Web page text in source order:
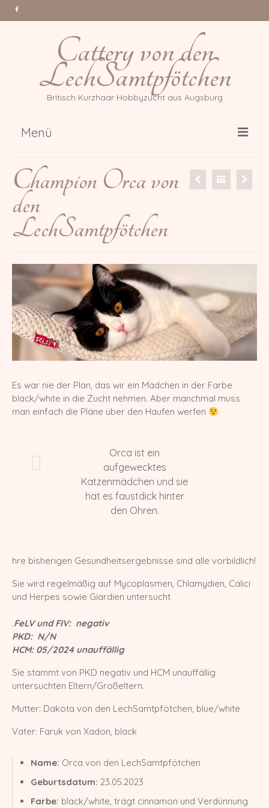
Cattery von den
LechSamtpfötchen
Britisch Kurzhaar Hobbyzucht aus Augsburg
Menü
Über uns
Katzen
Gr. Int. Champion Tessa Million
Reasons *PL
DonauBärchen
Europa Champion Monchichi von den
LechSamtpfötchen
Worldchampion Gippy Air Force Cat
*CZ
Kater
Gr. Int. Champion R2D2 von den
LechSamtpfötchen
Verpaarungspläne
Z-Wurf vom 14.03.2026
X-Wurf vom 27.04.2025
W-Wurf vom 24.04.2025
U-Wurf vom 13.04.2025
T-Wurf vom 30.09.2024
S-Wurf vom 19.07.2024
R-Wurf vom 14.05.2024
Q-Wurf vom 06.04.2024
O-Wurf vom 23.05.2023
N-Wurf vom 03.05.2023
Champion Orca von
den
LechSamtpfötchen
Es war nie der Plan, das wir ein Mädchen in der Farbe
black/white in die Zucht nehmen. Aber manchmal muss
man einfach die Pläne über den Haufen werfen
Orca ist ein
aufgewecktes
Katzenmädchen und sie
hat es faustdick hinter
den Ohren.
hre bisherigen Gesundheitsergebnisse sind alle vorbildlich!
Sie wird regelmäßig auf Mycoplasmen, Chlamydien, Calici
und Herpes sowie Giardien untersucht
.FeLV und FIV: negativ
PKD: N/N
HCM: 05/2024 unauffällig
Sie stammt von PKD negativ und HCM unauffällig
untersuchten Eltern/Großeltern.
Mutter: Dakota von den LechSamtpfötchen, blue/white
Vater: Faruk von Xadon, black
Name: Orca von den LechSamtpfötchen
Geburtsdatum: 23.05.2023
Farbe: black/white, trägt cinnamon und Verdünnung